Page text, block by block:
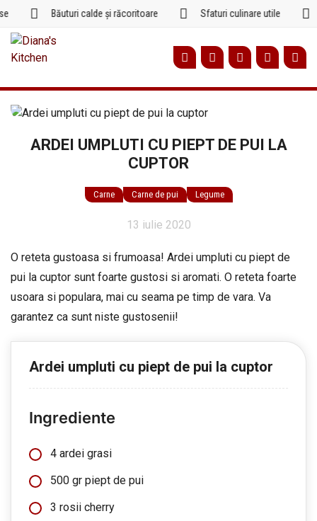
conținut
Băuturi calde și răcoritoare Sfaturi culinare utile
ARDEI UMPLUTI CU PIEPT DE PUI LA
CUPTOR
Carne Carne de pui Legume
13 iulie 2020
O reteta gustoasa si frumoasa! Ardei umpluti cu piept de
pui la cuptor sunt foarte gustosi si aromati. O reteta foarte
usoara si populara, mai cu seama pe timp de vara. Va
garantez ca sunt niste gustosenii!
Ardei umpluti cu piept de pui la cuptor
Ingrediente
4 ardei grasi
500 gr piept de pui
3 rosii cherry